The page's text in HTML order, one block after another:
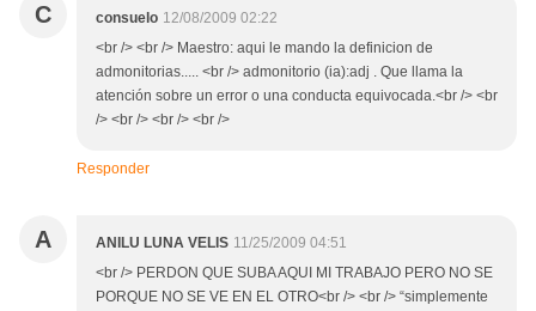
C consuelo 12/08/2009 02:22
<br /> <br /> Maestro: aqui le mando la definicion de
admonitorias..... <br /> admonitorio (ia):adj . Que llama la
atención sobre un error o una conducta equivocada.<br /> <br
/> <br /> <br /> <br />
Responder
A ANILU LUNA VELIS 11/25/2009 04:51
<br /> PERDON QUE SUBA AQUI MI TRABAJO PERO NO SE
PORQUE NO SE VE EN EL OTRO<br /> <br /> “simplemente